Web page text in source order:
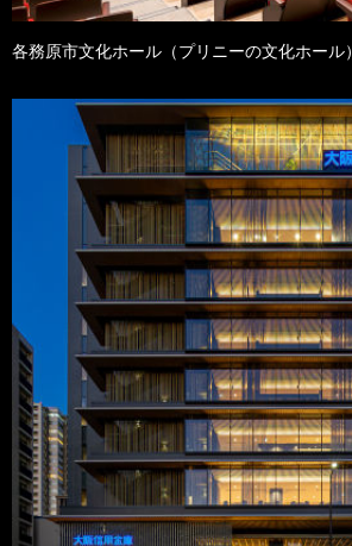
各務原市文化ホール（プリニーの文化ホール）